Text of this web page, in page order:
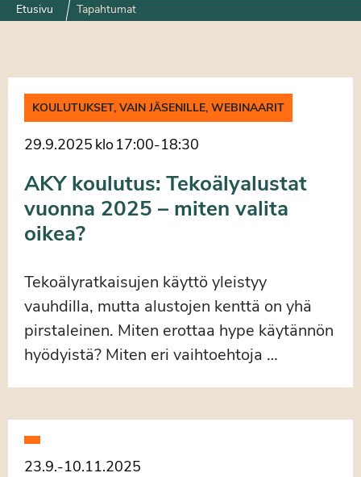
Etusivu Tapahtumat
KOULUTUKSET, VAIN JÄSENILLE, WEBINAARIT
29.9.2025 klo17:00-18:30
AKY koulutus: Tekoälyalustat
vuonna 2025 – miten valita
oikea?
Tekoälyratkaisujen käyttö yleistyy
vauhdilla, mutta alustojen kenttä on yhä
pirstaleinen. Miten erottaa hype käytännön
hyödyistä? Miten eri vaihtoehtoja …
23.9.-10.11.2025